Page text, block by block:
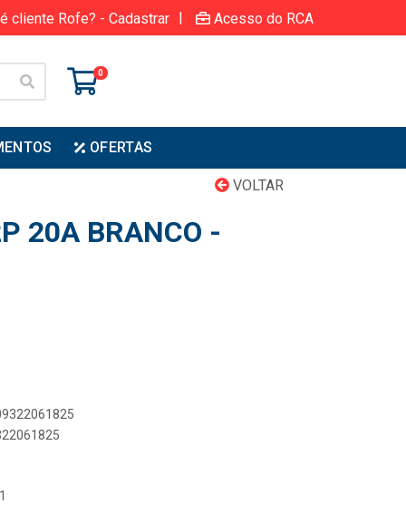
cliente Rofe? - Cadastrar | Acesso do RCA
0
OFERTAS
VOLTAR
20A BRANCO -